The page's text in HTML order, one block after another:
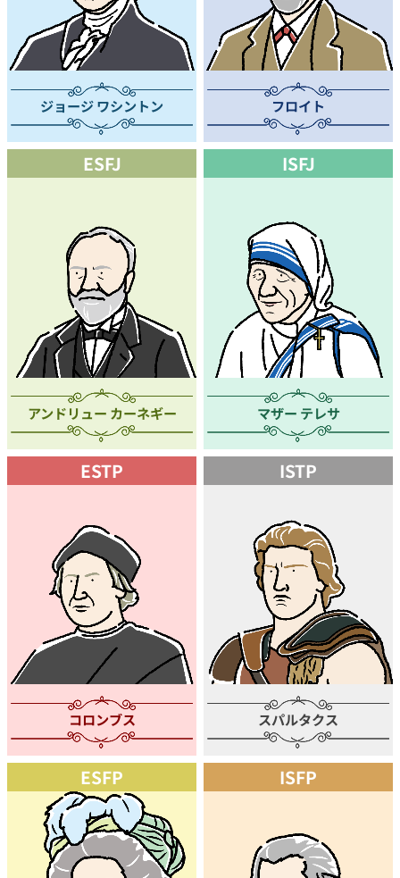
ジョージ ワシントン フロイト
ESFJ
アンドリュー カーネギー
ISFJ
マザー テレサ
ESTP
コロンブス
ISTP
スパルタクス
ESFP ISFP